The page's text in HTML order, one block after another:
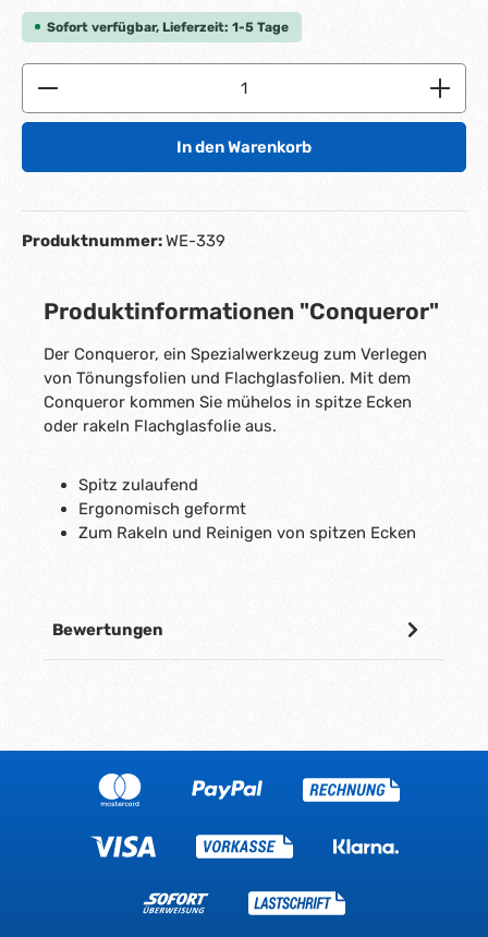
Sofort verfügbar, Lieferzeit: 1-5 Tage
Produkt Anzahl: Gib den gewünschten Wert ein
In den Warenkorb
Produktnummer:WE-339
Produktinformationen "Conqueror"
Der Conqueror, ein Spezialwerkzeug zum Verlegen
von Tönungsfolien und Flachglasfolien. Mit dem
Conqueror kommen Sie mühelos in spitze Ecken
oder rakeln Flachglasfolie aus.
Spitz zulaufend
Ergonomisch geformt
Zum Rakeln und Reinigen von spitzen Ecken
Bewertungen